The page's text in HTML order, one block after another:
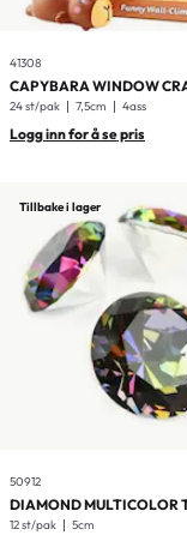
41308
CAPYBARA WINDOW
24 st/pak 7,5cm 4ass
Logg inn for å se pris
Tillbake i lager
50912
DIAMOND MULTICOLOR
12 st/pak 5cm